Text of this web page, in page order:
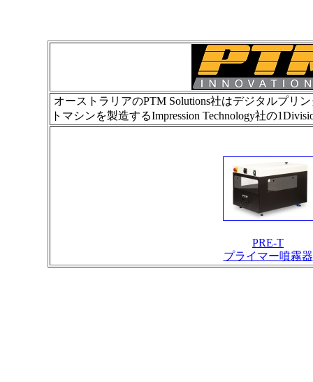
オーストラリアのPTM Solutions社はデジタルプリン
トマシンを製造するImpression Technology社の
PRE-T
プライマー噴霧器